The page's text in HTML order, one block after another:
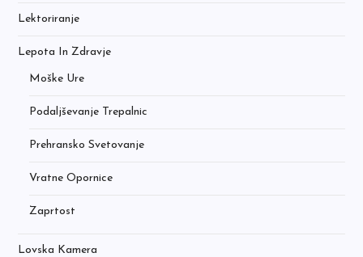
Lektoriranje
Lepota In Zdravje
Moške Ure
Podaljševanje Trepalnic
Prehransko Svetovanje
Vratne Opornice
Zaprtost
Lovska Kamera